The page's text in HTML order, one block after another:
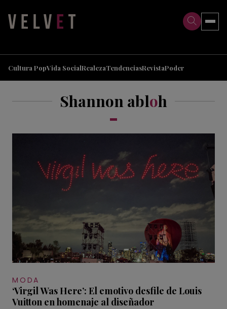
Cultura PopVida SocialRealezaTendenciasRevistaPoder
Shannon abloh
MODA
‘Virgil Was Here’: El emotivo desfile de Louis
Vuitton en homenaje al diseñador